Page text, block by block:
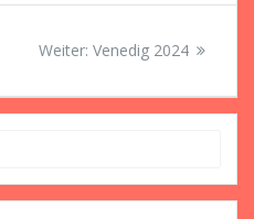
Weiter: Nächster
Venedig 2024